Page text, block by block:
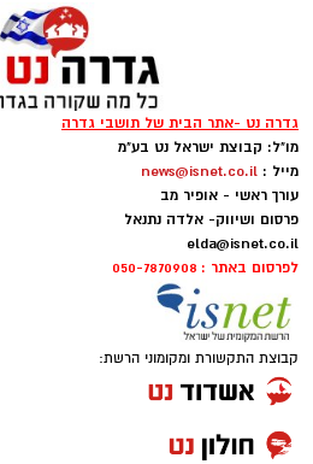
שאנחנו עתידים
גדרה נט -אתר הבית של תושבי גדרה
מו"ל: קבוצת ישראל נט בע"מ
מייל : news@isnet.co.il
עורך ראשי - אופיר מב
פרסום ושיווק- אלדה נתנאל
elda@isnet.co.il
לפרסום באתר : 050-7870908
קבוצת התקשורת ומקומוני הרשת: